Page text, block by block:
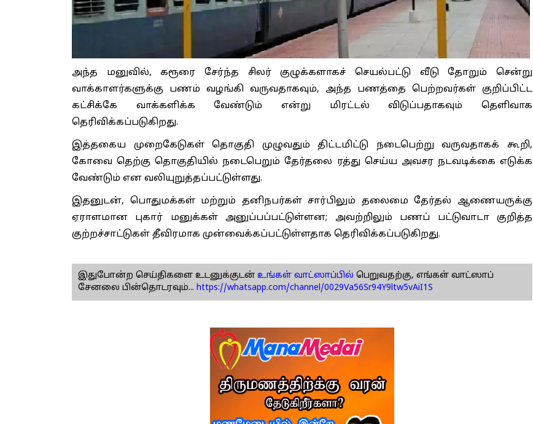
அந்த மனுவில், கரூரை சேர்ந்த சிலர் குழுக்களாகச் செயல்பட்டு வீடு தோறும் சென்று
வாக்காளர்களுக்கு பணம் வழங்கி வருவதாகவும், அந்த பணத்தை பெற்றவர்கள் குறிப்பிட்ட
கட்சிக்கே வாக்களிக்க வேண்டும் என்று மிரட்டல் விடுப்பதாகவும் தெளிவாக
தெரிவிக்கப்படுகிறது.
இத்தகைய முறைகேடுகள் தொகுதி முழுவதும் திட்டமிட்டு நடைபெற்று வருவதாகக் கூறி,
கோவை தெற்கு தொகுதியில் நடைபெறும் தேர்தலை ரத்து செய்ய அவசர நடவடிக்கை எடுக்க
வேண்டும் என வலியுறுத்தப்பட்டுள்ளது.
இதனுடன், பொதுமக்கள் மற்றும் தனிநபர்கள் சார்பிலும் தலைமை தேர்தல் ஆணையருக்கு
ஏராளமான புகார் மனுக்கள் அனுப்பப்பட்டுள்ளன; அவற்றிலும் பணப் பட்டுவாடா குறித்த
குற்றச்சாட்டுகள் தீவிரமாக முன்வைக்கப்பட்டுள்ளதாக தெரிவிக்கப்படுகிறது.
இதுபோன்ற செய்திகளை உடனுக்குடன் உங்கள் வாட்ஸாப்பில் பெறுவதற்கு, எங்கள் வாட்ஸாப்
சேனலை பின்தொடரவும்... https://whatsapp.com/channel/0029Va56Sr94Y9ltw5vAiI1S